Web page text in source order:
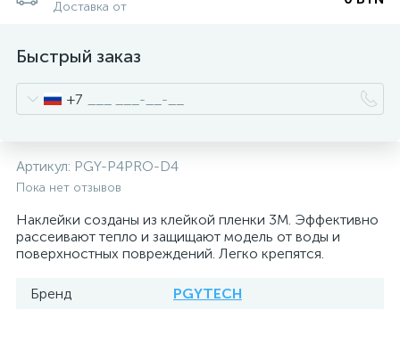
Доставка от
Быстрый заказ
+7
Артикул: PGY-P4PRO-D4
Пока нет отзывов
Наклейки созданы из клейкой пленки 3М. Эффективно
рассеивают тепло и защищают модель от воды и
поверхностных повреждений. Легко крепятся.
Бренд PGYTECH